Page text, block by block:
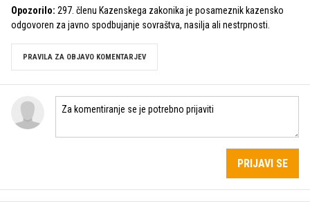
Opozorilo: 297. členu Kazenskega zakonika je posameznik kazensko
odgovoren za javno spodbujanje sovraštva, nasilja ali nestrpnosti.
PRAVILA ZA OBJAVO KOMENTARJEV
PRIJAVI SE